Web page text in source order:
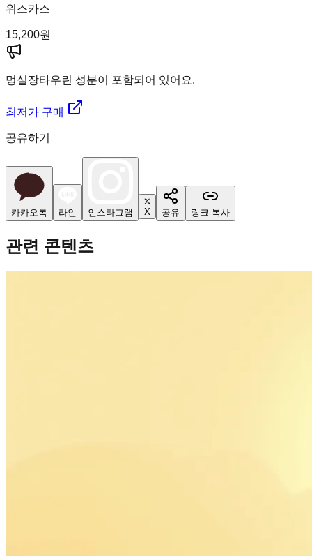
위스카스
15,200원
멍실장타우린 성분이 포함되어 있어요.
최저가 구매
공유하기
카카오톡 라인 인스타그램 X 공유 링크 복사
관련 콘텐츠